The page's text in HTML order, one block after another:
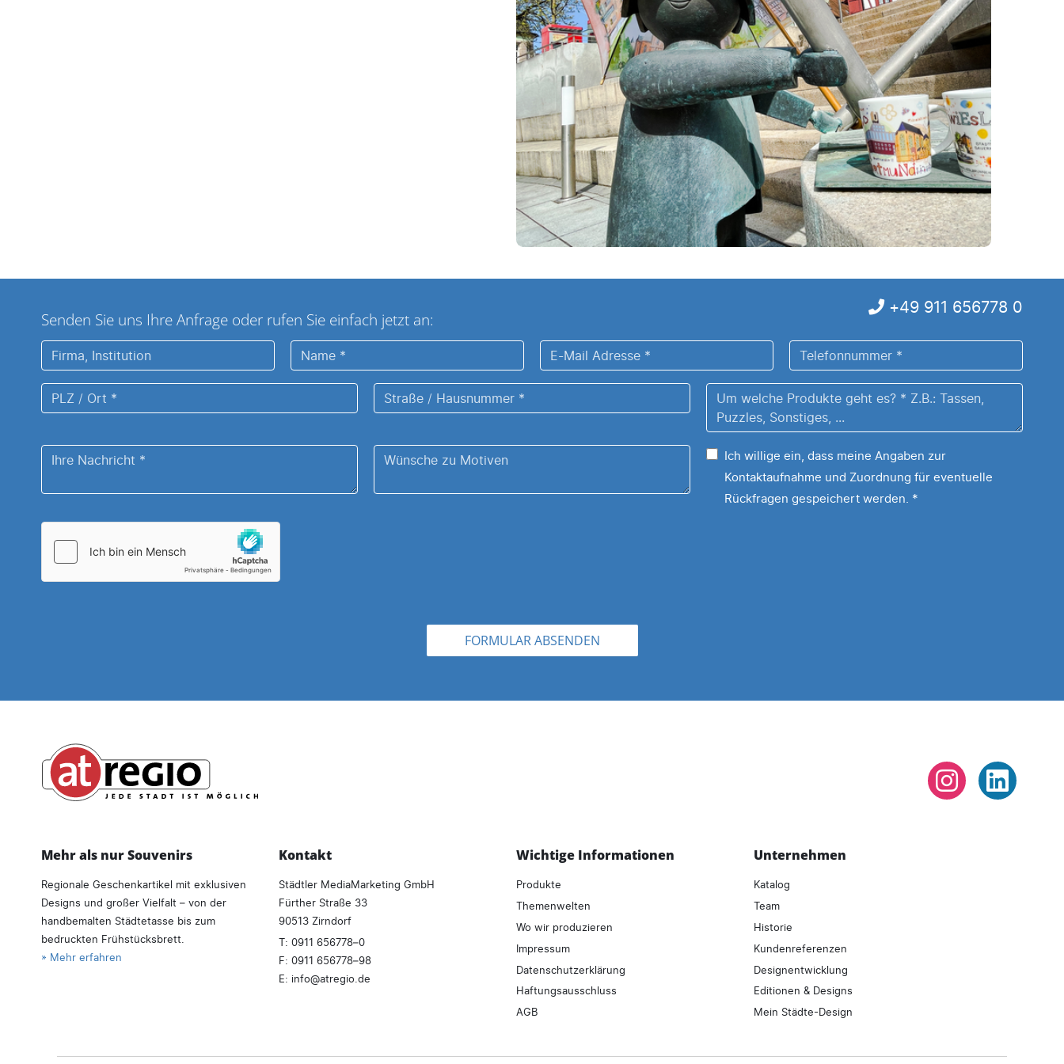
Senden Sie uns Ihre Anfrage oder rufen Sie einfach jetzt an:
+49 911 656778 0
Firma,
Institution
Name
*
E-
Mail
*
Telefonnummer
*
PLZ
/
Straße
/
Um
welche
Produkte
geht
Z.B.:
Ihre
*
Wünsche
Ihrem
Ich willige ein, dass meine Angaben zur
Kontaktaufnahme und Zuordnung für eventuelle
Rückfragen gespeichert werden. *
FORMULAR ABSENDEN
Instagram LinkedIn
Mehr als nur Souvenirs
Regionale Geschenkartikel mit exklusiven
Designs und großer Vielfalt – von der
handbemalten Städtetasse bis zum
bedruckten Frühstücksbrett.
» Mehr erfahren
Kontakt
Städtler MediaMarketing GmbH
Fürther Straße 33
90513 Zirndorf
T: 0911 656778–0
F: 0911 656778–98
E: info atregio. de
Wichtige Informationen
Produkte
Themenwelten
Wo wir produzieren
Impressum
Datenschutzerklärung
Haftungsausschluss
AGB
Unternehmen
Katalog
Team
Historie
Kundenreferenzen
Designentwicklung
Editionen & Designs
Mein Städte-Design